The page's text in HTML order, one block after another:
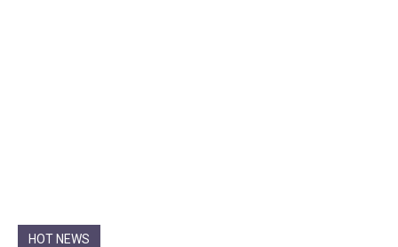
HOT NEWS